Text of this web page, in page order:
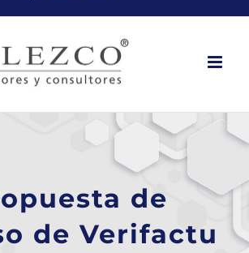
de
de Verifactu